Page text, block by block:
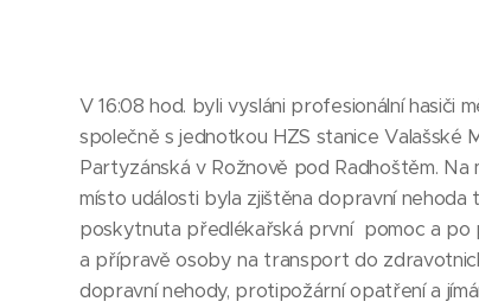
V 16:08 hod. byli vysláni profesionální hasiči
společně s jednotkou HZS stanice
Partyzánská v Rožnově pod Radhoštěm.
místo události byla zjištěna dopravní
poskytnuta předlékařská první pomoc a po
a přípravě osoby na transport do
dopravní nehody, protipožární opatření a